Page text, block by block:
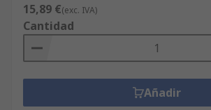
15,89 €(exc. IVA)
Cantidad
Añadir